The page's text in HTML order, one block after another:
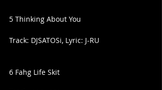
5 Thinking About You
Track: DJSATOSi, Lyric: J-RU
6 Fahg Life Skit